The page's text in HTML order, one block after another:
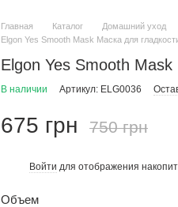
Главная Каталог Домашний уход
Elgon Yes Smooth Mask Маска для
Elgon Yes Smooth
В наличии Артикул: ELG0036
675 грн 750 грн
Войти для отображения
Объем